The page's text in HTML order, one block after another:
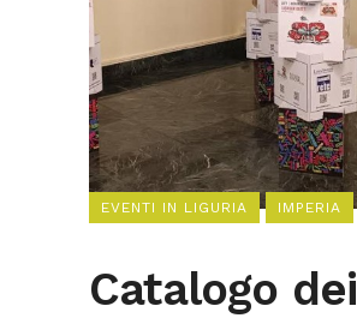
EVENTI IN LIGURIA IMPERIA
Catalogo dei